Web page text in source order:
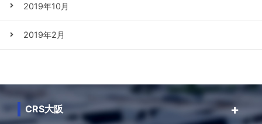
2019年10月
2019年2月
CRS大阪